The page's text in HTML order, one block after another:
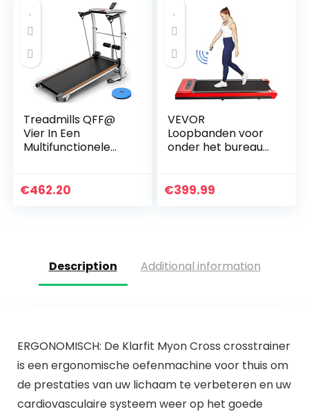
Treadmills QFF@
Vier In Een
Multifunctionele
Mini Vouwen
€462.20
VEVOR
Loopbanden voor
onder het bureau
hardlopen, Led-
€399.99
Description Additional information
ERGONOMISCH: De Klarfit Myon Cross crosstrainer
is een ergonomische oefenmachine voor thuis om
de prestaties van uw lichaam te verbeteren en uw
cardiovasculaire systeem weer op het goede